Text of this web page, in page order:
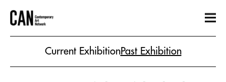
Current ExhibitionPast Exhibition